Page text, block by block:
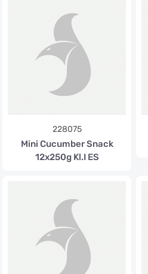
228075
Mini Cucumber Snack
12x250g Kl.I ES